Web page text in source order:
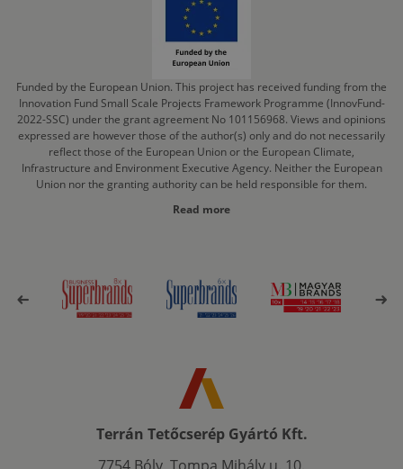
Funded by the European Union. This project has received funding from the
Innovation Fund Small Scale Projects Framework Programme (InnovFund-
2022-SSC) under the grant agreement No 101156968. Views and opinions
expressed are however those of the author(s) only and do not necessarily
reflect those of the European Union or the European Climate,
Infrastructure and Environment Executive Agency. Neither the European
Union nor the granting authority can be held responsible for them.
Read more
Terrán Tetőcserép Gyártó Kft.